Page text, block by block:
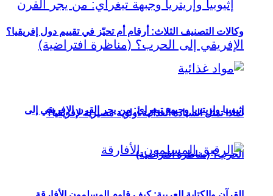
إثيوبيا وإريتريا وجبهة تيغراي: من يجر القرن الإفريقي إلى
الحرب؟ (مناظرة افتراضية)
وكالات التصنيف الثلاث: أرقام أم تحيّز في تقييم دول إفريقيا؟
لماذا تمثل السيادة الغذائية أولوية مصيرية لإفريقيا؟